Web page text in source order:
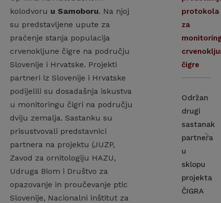
kolodvoru u Samoboru. Na njoj
su predstavljene upute za
praćenje stanja populacija
crvenokljune čigre na području
Slovenije i Hrvatske. Projekti
partneri iz Slovenije i Hrvatske
podijelili su dosadašnja iskustva
u monitoringu čigri na području
dviju zemalja. Sastanku su
prisustvovali predstavnici
partnera na projektu (JUZP,
Zavod za ornitologiju HAZU,
Udruga Biom i Društvo za
opazovanje in proučevanje ptic
Slovenije, Nacionalni inštitut za
protokola
za
čigre
Održan
drugi
sastanak
partnera
u
sklopu
projekta
ČIGRA